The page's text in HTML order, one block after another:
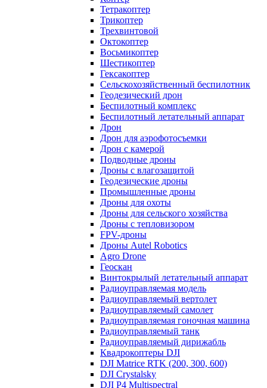
Тетракоптер
Трикоптер
Трехвинтовой
Октокоптер
Восьмикоптер
Шестикоптер
Гексакоптер
Сельскохозяйственный беспилотник
Геодезический дрон
Беспилотный комплекс
Беспилотный летательный аппарат
Дрон
Дрон для аэрофотосъемки
Дрон с камерой
Подводные дроны
Дроны с влагозащитой
Геодезические дроны
Промышленные дроны
Дроны для охоты
Дроны для сельского хозяйства
Дроны с тепловизором
FPV-дроны
Дроны Autel Robotics
Agro Drone
Геоскан
Винтокрылый летательный аппарат
Радиоуправляемая модель
Радиоуправляемый вертолет
Радиоуправляемый самолет
Радиоуправляемая гоночная машина
Радиоуправляемый танк
Радиоуправляемый дирижабль
Квадрокоптеры DJI
DJI Matrice RTK (200, 300, 600)
DJI Crystalsky
DJI P4 Multispectral